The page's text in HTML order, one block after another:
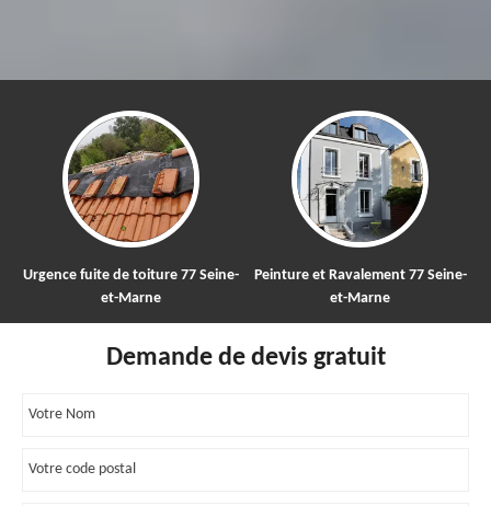
77 Seine-
Peinture et Ravalement 77 Seine-
Nettoyage et
Demande de devis gratuit